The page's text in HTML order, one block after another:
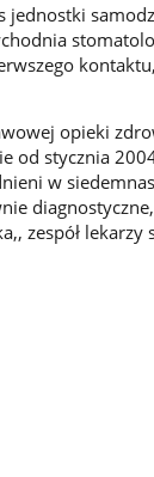
opieki
od stycznia
w
zespół